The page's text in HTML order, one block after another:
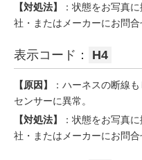
【対処法】
：状態をお写真
社・またはメーカーにお問合
表示コード： H4
【原因】
：ハーネスの断線
センサーに異常。
【対処法】
：状態をお写真
社・またはメーカーにお問合